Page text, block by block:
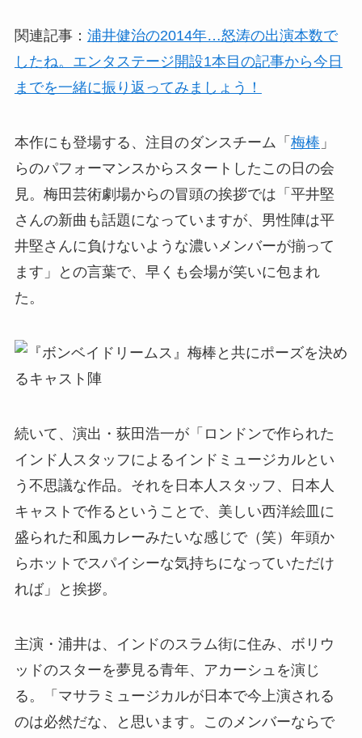
関連記事： 浦井健治の2014年…怒涛の出演本数で
したね。エンタステージ開設1本目の記事から今日
までを一緒に振り返ってみましょう！
本作にも登場する、注目のダンスチーム「 梅棒 」
らのパフォーマンスからスタートしたこの日の会
見。梅田芸術劇場からの冒頭の挨拶では「平井堅
さんの新曲も話題になっていますが、男性陣は平
井堅さんに負けないような濃いメンバーが揃って
ます」との言葉で、早くも会場が笑いに包まれ
た。
続いて、演出・荻田浩一が「ロンドンで作られた
インド人スタッフによるインドミュージカルとい
う不思議な作品。それを日本人スタッフ、日本人
キャストで作るということで、美しい西洋絵皿に
盛られた和風カレーみたいな感じで（笑）年頭か
らホットでスパイシーな気持ちになっていただけ
れば」と挨拶。
主演・浦井は、インドのスラム街に住み、ボリウ
ッドのスターを夢見る青年、アカーシュを演じ
る。「マサラミュージカルが日本で今上演される
のは必然だな、と思います。このメンバーならで